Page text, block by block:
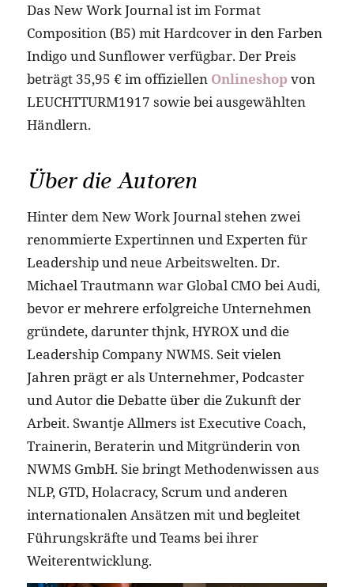
Das New Work Journal ist im Format
Composition (B5) mit Hardcover in den Farben
Indigo und Sunflower verfügbar. Der Preis
beträgt 35,95 € im offiziellen Onlineshop von
LEUCHTTURM1917 sowie bei ausgewählten
Händlern.
Über die Autoren
Hinter dem New Work Journal stehen zwei
renommierte Expertinnen und Experten für
Leadership und neue Arbeitswelten. Dr.
Michael Trautmann war Global CMO bei Audi,
bevor er mehrere erfolgreiche Unternehmen
gründete, darunter thjnk, HYROX und die
Leadership Company NWMS. Seit vielen
Jahren prägt er als Unternehmer, Podcaster
und Autor die Debatte über die Zukunft der
Arbeit. Swantje Allmers ist Executive Coach,
Trainerin, Beraterin und Mitgründerin von
NWMS GmbH. Sie bringt Methodenwissen aus
NLP, GTD, Holacracy, Scrum und anderen
internationalen Ansätzen mit und begleitet
Führungskräfte und Teams bei ihrer
Weiterentwicklung.